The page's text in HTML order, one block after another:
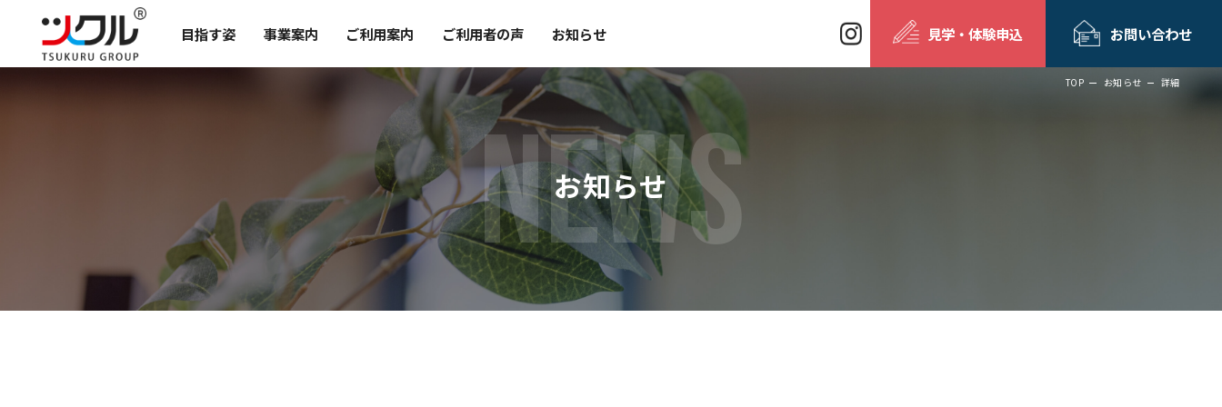
目指す姿 事業案内 ご利用案内 ご利用者の声 お知らせ 見学・体験申込 お問い合わせ
NEWS
お知らせ
TOP お知らせ 詳細